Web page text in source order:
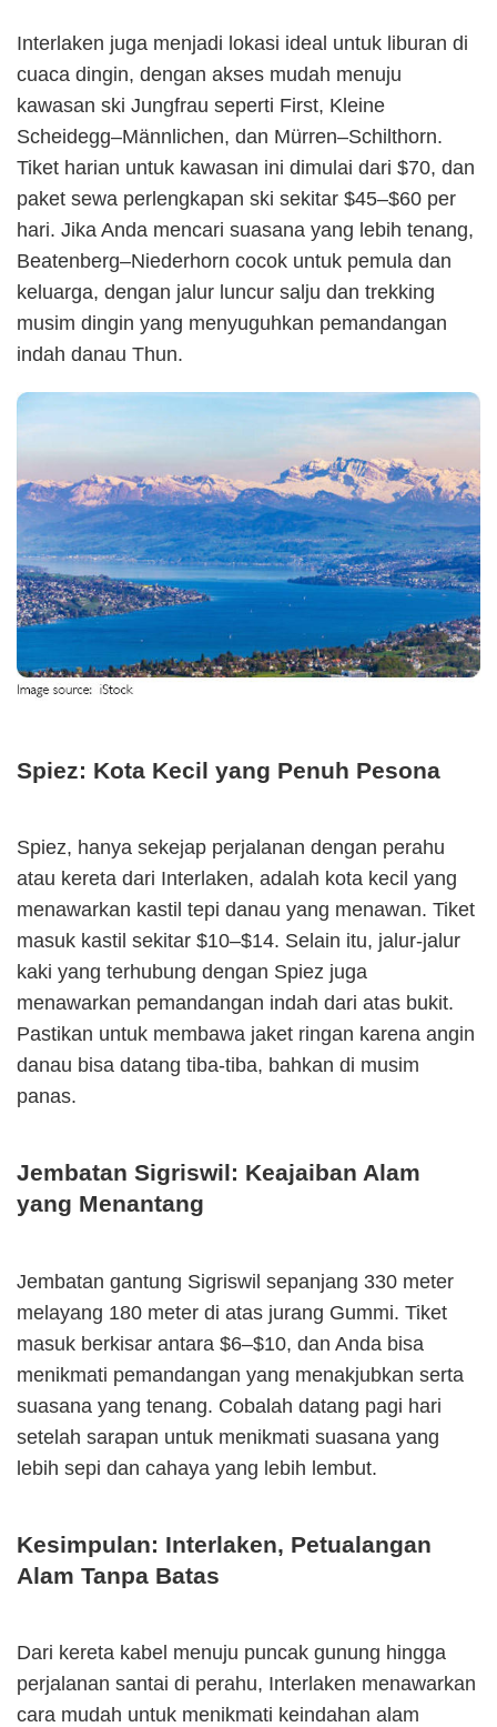
Interlaken juga menjadi lokasi ideal untuk liburan di
cuaca dingin, dengan akses mudah menuju
kawasan ski Jungfrau seperti First, Kleine
Scheidegg–Männlichen, dan Mürren–Schilthorn.
Tiket harian untuk kawasan ini dimulai dari $70, dan
paket sewa perlengkapan ski sekitar $45–$60 per
hari. Jika Anda mencari suasana yang lebih tenang,
Beatenberg–Niederhorn cocok untuk pemula dan
keluarga, dengan jalur luncur salju dan trekking
musim dingin yang menyuguhkan pemandangan
indah danau Thun.
Spiez: Kota Kecil yang Penuh Pesona
Spiez, hanya sekejap perjalanan dengan perahu
atau kereta dari Interlaken, adalah kota kecil yang
menawarkan kastil tepi danau yang menawan. Tiket
masuk kastil sekitar $10–$14. Selain itu, jalur-jalur
kaki yang terhubung dengan Spiez juga
menawarkan pemandangan indah dari atas bukit.
Pastikan untuk membawa jaket ringan karena angin
danau bisa datang tiba-tiba, bahkan di musim
panas.
Jembatan Sigriswil: Keajaiban Alam
yang Menantang
Jembatan gantung Sigriswil sepanjang 330 meter
melayang 180 meter di atas jurang Gummi. Tiket
masuk berkisar antara $6–$10, dan Anda bisa
menikmati pemandangan yang menakjubkan serta
suasana yang tenang. Cobalah datang pagi hari
setelah sarapan untuk menikmati suasana yang
lebih sepi dan cahaya yang lebih lembut.
Kesimpulan: Interlaken, Petualangan
Alam Tanpa Batas
Dari kereta kabel menuju puncak gunung hingga
perjalanan santai di perahu, Interlaken menawarkan
cara mudah untuk menikmati keindahan alam